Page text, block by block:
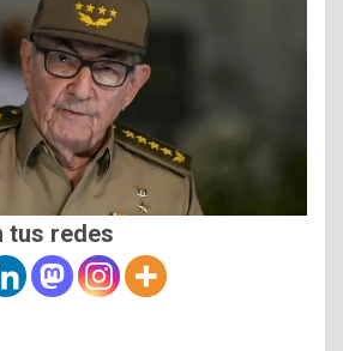
tus redes